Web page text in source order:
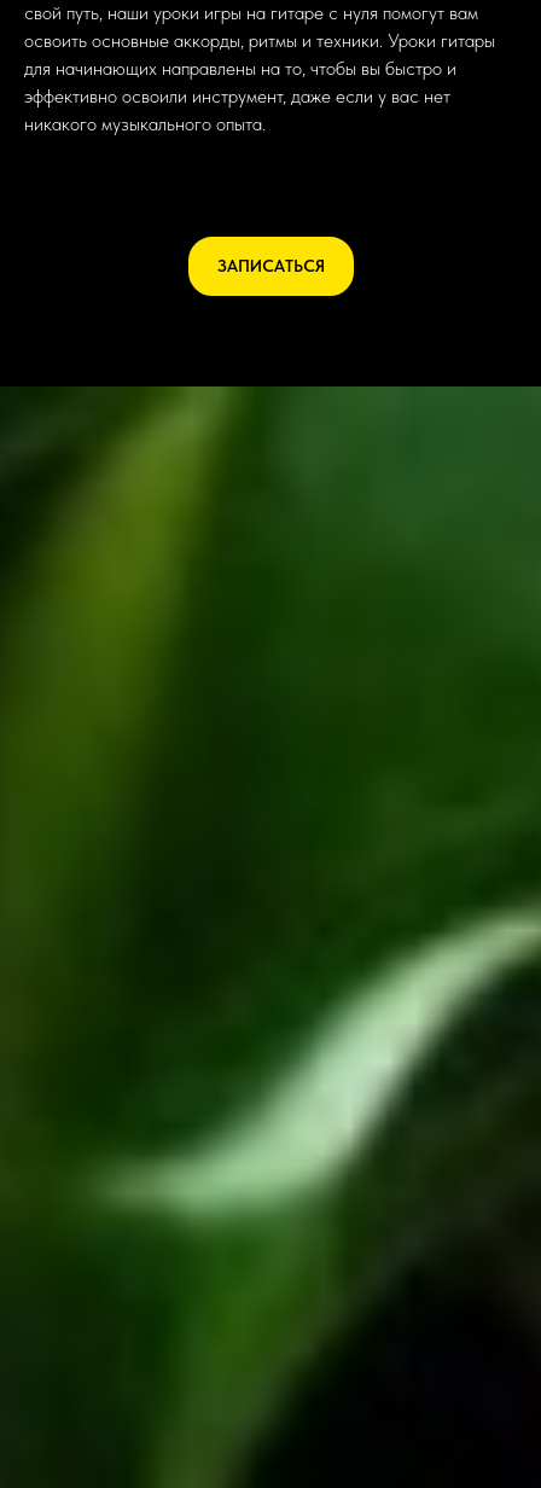
свой путь, наши уроки игры на гитаре с нуля помогут вам
освоить основные аккорды, ритмы и техники. Уроки гитары
для начинающих направлены на то, чтобы вы быстро и
эффективно освоили инструмент, даже если у вас нет
никакого музыкального опыта.
ЗАПИСАТЬСЯ